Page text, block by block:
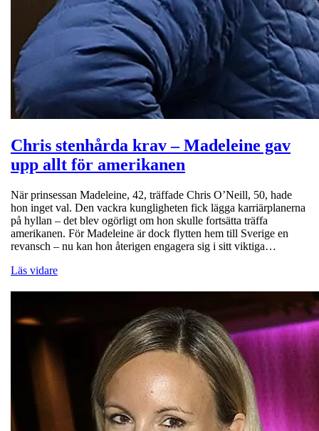
Chris stenhårda krav – Madeleine gav
upp allt för amerikanen
När prinsessan Madeleine, 42, träffade Chris O’Neill, 50, hade
hon inget val. Den vackra kungligheten fick lägga karriärplanerna
på hyllan – det blev ogörligt om hon skulle fortsätta träffa
amerikanen. För Madeleine är dock flytten hem till Sverige en
revansch – nu kan hon återigen engagera sig i sitt viktiga…
Läs vidare